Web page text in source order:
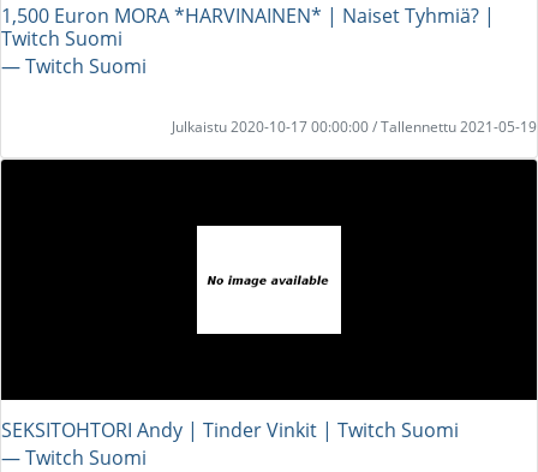
1,500 Euron MORA *HARVINAINEN* | Naiset Tyhmiä? |
Twitch Suomi
― Twitch Suomi
Julkaistu 2020-10-17 00:00:00 / Tallennettu 2021-05-19
SEKSITOHTORI Andy | Tinder Vinkit | Twitch Suomi
― Twitch Suomi